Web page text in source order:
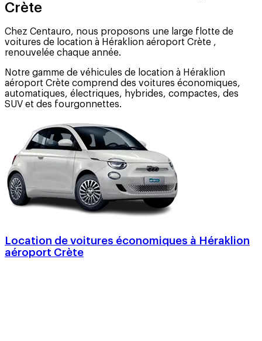
Crète
Chez Centauro, nous proposons une large flotte de
voitures de location à Héraklion aéroport Crète ,
renouvelée chaque année.
Notre gamme de véhicules de location à Héraklion
aéroport Crète comprend des voitures économiques,
automatiques, électriques, hybrides, compactes, des
SUV et des fourgonnettes.
Location de voitures économiques à Héraklion
aéroport Crète